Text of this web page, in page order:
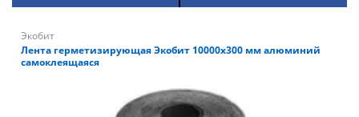
Экобит
Лента герметизирующая Экобит 10000х300 мм алюминий
самоклеящаяся